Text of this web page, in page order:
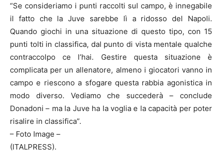
“Se consideriamo i punti raccolti sul campo, è innegabile
il fatto che la Juve sarebbe lì a ridosso del Napoli.
Quando giochi in una situazione di questo tipo, con 15
punti tolti in classifica, dal punto di vista mentale qualche
contraccolpo ce l’hai. Gestire questa situazione è
complicata per un allenatore, almeno i giocatori vanno in
campo e riescono a sfogare questa rabbia agonistica in
modo diverso. Vediamo che succederà – conclude
Donadoni – ma la Juve ha la voglia e la capacità per poter
risalire in classifica”.
– Foto Image –
(ITALPRESS).